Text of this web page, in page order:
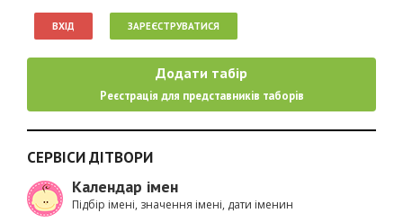
ВХІД ЗАРЕЄСТРУВАТИСЯ
Додати табір
Реєстрація для представників таборів
СЕРВІСИ ДІТВОРИ
Календар імен
Підбір імені, значення імені, дати іменин